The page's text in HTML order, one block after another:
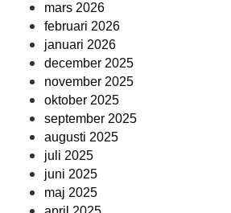
mars 2026
februari 2026
januari 2026
december 2025
november 2025
oktober 2025
september 2025
augusti 2025
juli 2025
juni 2025
maj 2025